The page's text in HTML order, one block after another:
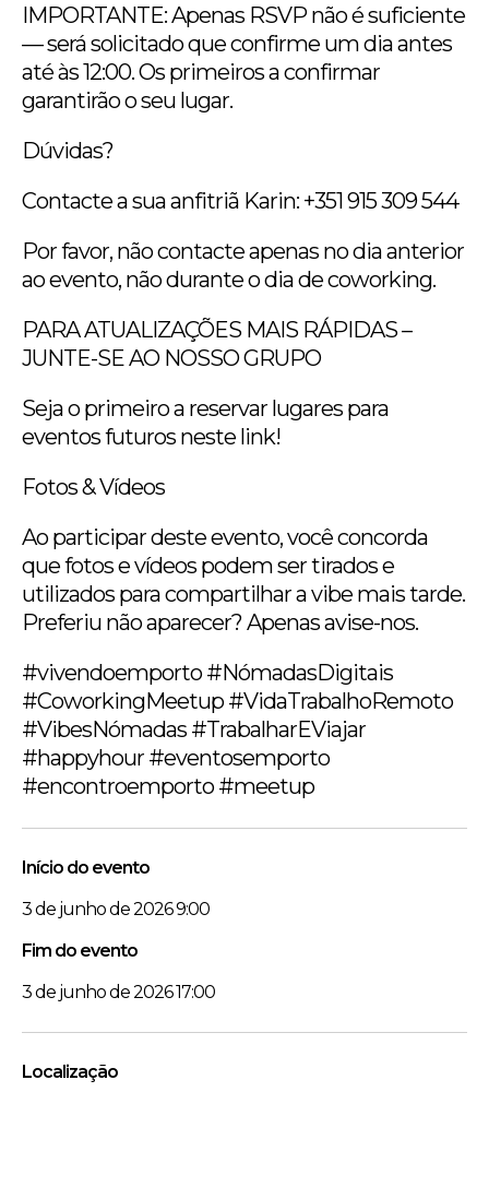
IMPORTANTE: Apenas RSVP não é suficiente
— será solicitado que confirme um dia antes
até às 12:00. Os primeiros a confirmar
garantirão o seu lugar.
Dúvidas?
Contacte a sua anfitriã Karin: +351 915 309 544
Por favor, não contacte apenas no dia anterior
ao evento, não durante o dia de coworking.
PARA ATUALIZAÇÕES MAIS RÁPIDAS –
JUNTE-SE AO NOSSO GRUPO
Seja o primeiro a reservar lugares para
eventos futuros neste link!
Fotos & Vídeos
Ao participar deste evento, você concorda
que fotos e vídeos podem ser tirados e
utilizados para compartilhar a vibe mais tarde.
Preferiu não aparecer? Apenas avise-nos.
#vivendoemporto #NómadasDigitais
#CoworkingMeetup #VidaTrabalhoRemoto
#VibesNómadas #TrabalharEViajar
#happyhour #eventosemporto
#encontroemporto #meetup
Início do evento
3 de junho de 2026 9:00
Fim do evento
3 de junho de 2026 17:00
Localização